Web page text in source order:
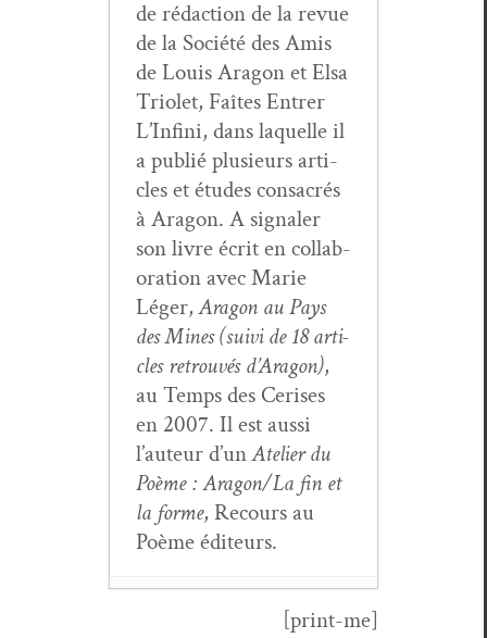
de rédac­tion de la revue
de la Société des Amis
de Louis Aragon et Elsa
Tri­o­let, Faîtes Entr­er
L’In­fi­ni, dans laque­lle il
a pub­lié plusieurs arti­
cles et études con­sacrés
à Aragon. A sig­naler
son livre écrit en col­lab­
o­ra­tion avec Marie
Léger,Aragon au Pays
des Mines (suivi de 18 arti­
cles retrou­vés d’Aragon),
au Temps des Ceris­es
en 2007. Il est aus­si
l’au­teur d’unAte­lier du
Poème : Aragon/La fin et
la forme, Recours au
Poème éditeurs.
[print-me]